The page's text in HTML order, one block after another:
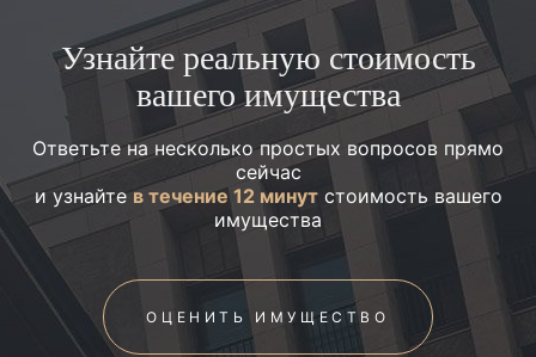
Узнайте реальную стоимость
вашего имущества
Ответьте на несколько простых вопросов прямо
сейчас
и узнайтев течение 12 минутстоимость вашего
имущества
ОЦЕНИТЬ ИМУЩЕСТВО